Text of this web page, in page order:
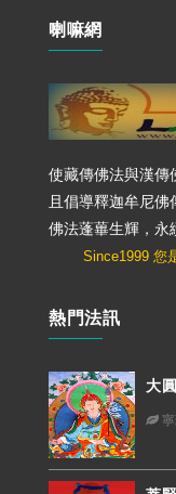
喇嘛網
使藏傳佛法與漢傳
且倡導釋迦牟尼佛
佛法蓬蓽生輝，永
Since1999 您
熱門法訊
大